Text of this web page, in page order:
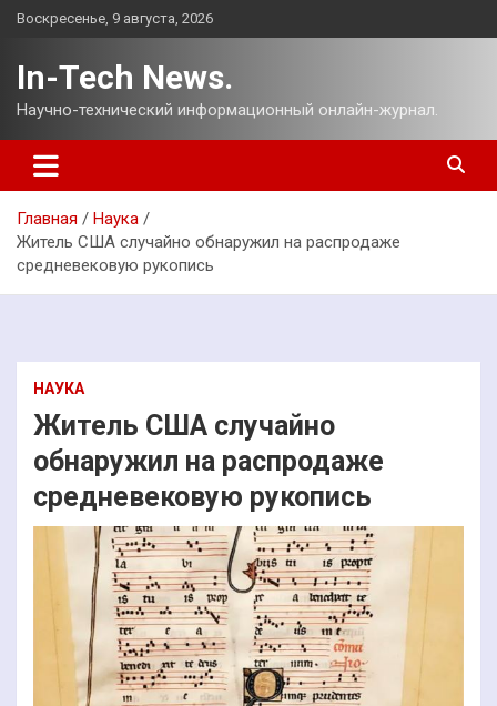
Перейти
Воскресенье, 9 августа, 2026
In-Tech News.
Научно-технический информационный онлайн-журнал.
Главная
Наука
Житель США случайно обнаружил на распродаже
средневековую рукопись
НАУКА
Житель США случайно
обнаружил на распродаже
средневековую рукопись